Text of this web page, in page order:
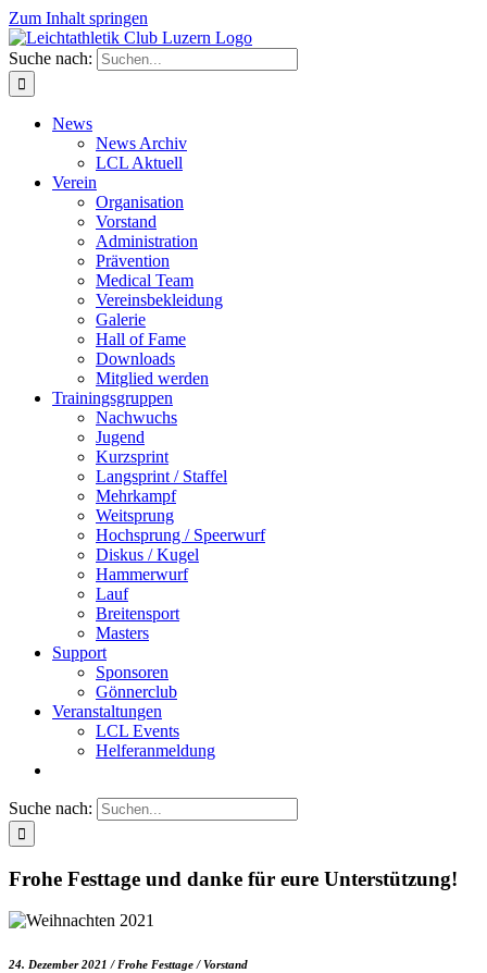
Zum Inhalt springen
Suche nach:
News
News Archiv
LCL Aktuell
Verein
Organisation
Vorstand
Administration
Prävention
Medical Team
Vereinsbekleidung
Galerie
Hall of Fame
Downloads
Mitglied werden
Trainingsgruppen
Nachwuchs
Jugend
Kurzsprint
Langsprint / Staffel
Mehrkampf
Weitsprung
Hochsprung / Speerwurf
Diskus / Kugel
Hammerwurf
Lauf
Breitensport
Masters
Support
Sponsoren
Gönnerclub
Veranstaltungen
LCL Events
Helferanmeldung
Suche nach:
Frohe Festtage und danke für eure Unterstützung!
24. Dezember 2021 / Frohe Festtage / Vorstand